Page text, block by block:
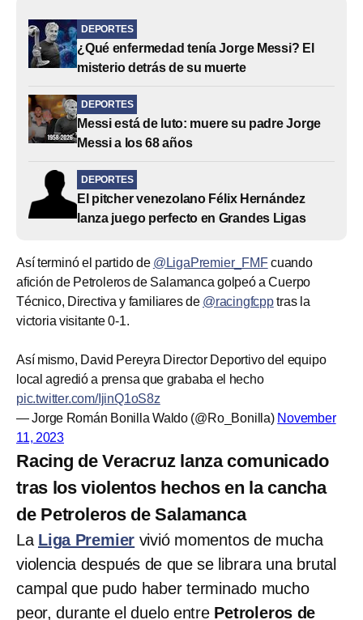
DEPORTES
¿Qué enfermedad tenía Jorge Messi? El
misterio detrás de su muerte
DEPORTES
Messi está de luto: muere su padre Jorge
Messi a los 68 años
DEPORTES
El pitcher venezolano Félix Hernández
lanza juego perfecto en Grandes Ligas
Así terminó el partido de @LigaPremier_FMFcuando
afición de Petroleros de Salamanca golpeó a Cuerpo
Técnico, Directiva y familiares de @racingfcpptras la
victoria visitante 0-1.
Así mismo, David Pereyra Director Deportivo del equipo
local agredió a prensa que grababa el hecho
pic.twitter.com/IjinQ1oS8z
— Jorge Román Bonilla Waldo (@Ro_Bonilla) November
11, 2023
Racing de Veracruz lanza comunicado
tras los violentos hechos en la cancha
de Petroleros de Salamanca
La Liga Premier vivió momentos de mucha
violencia después de que se librara una brutal
campal que pudo haber terminado mucho
peor, durante el duelo entre Petroleros de